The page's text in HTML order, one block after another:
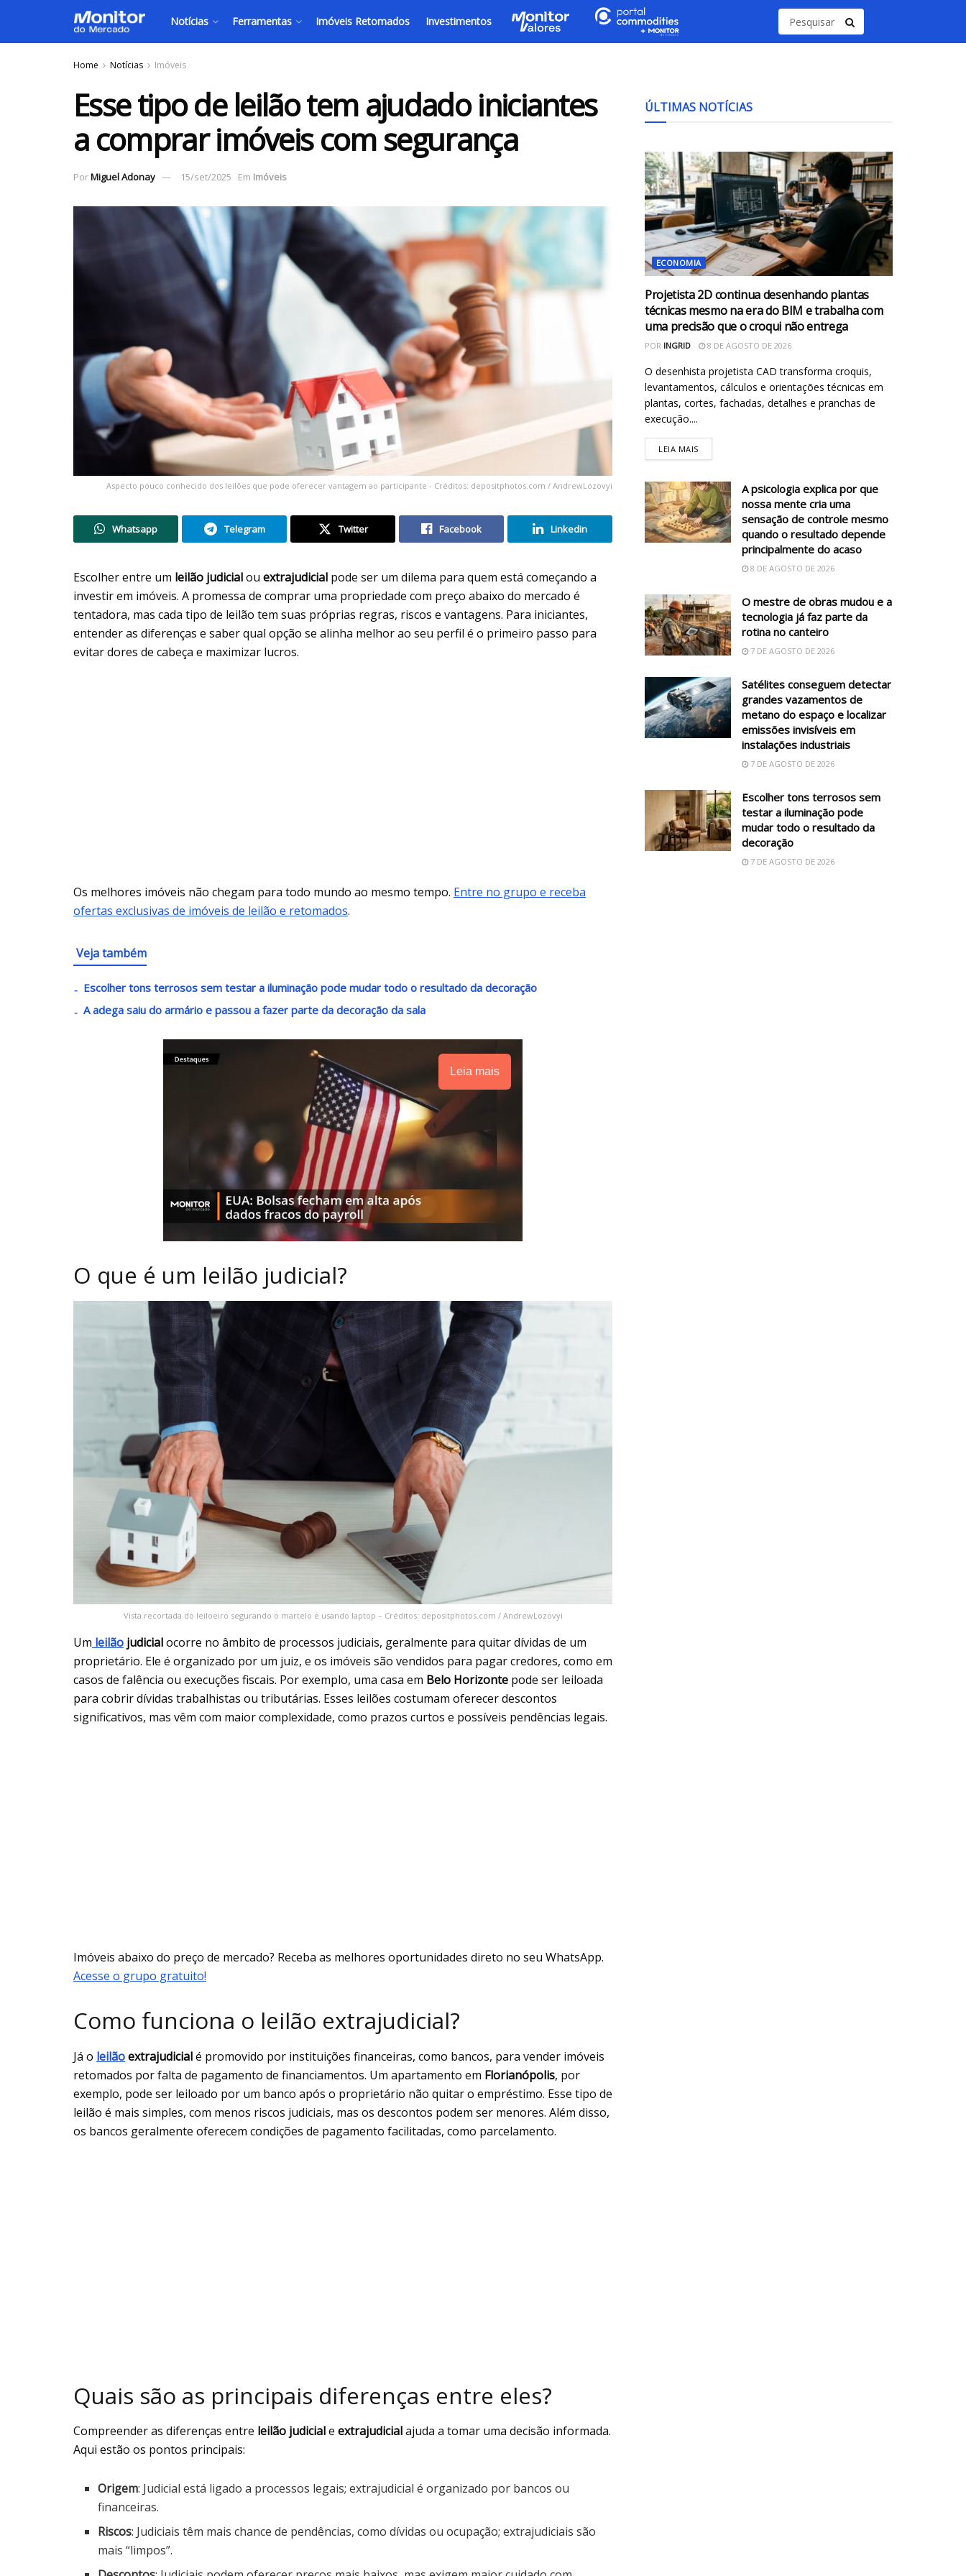
Notícias Ferramentas Imóveis Retomados Investimentos
Home Notícias Imóveis
Esse tipo de leilão tem ajudado iniciantes
a comprar imóveis com segurança
PorMiguel Adonay 15/set/2025 Em Imóveis
Aspecto pouco conhecido dos leilões que pode oferecer vantagem ao participante - Créditos: depositphotos.com / AndrewLozovyi
Whatsapp Telegram Twitter Facebook Linkedin
Escolher entre um leilão judicialou extrajudicial pode ser um dilema para quem está começando a
investir em imóveis. A promessa de comprar uma propriedade com preço abaixo do mercado é
tentadora, mas cada tipo de leilão tem suas próprias regras, riscos e vantagens. Para iniciantes,
entender as diferenças e saber qual opção se alinha melhor ao seu perfil é o primeiro passo para
evitar dores de cabeça e maximizar lucros.
Os melhores imóveis não chegam para todo mundo ao mesmo tempo. Entre no grupo e receba
ofertas exclusivas de imóveis de leilão e retomados.
Veja também
Escolher tons terrosos sem testar a iluminação pode mudar todo o resultado da decoração
A adega saiu do armário e passou a fazer parte da decoração da sala
Leia mais
O que é um leilão judicial?
Vista recortada do leiloeiro segurando o martelo e usando laptop – Créditos: depositphotos.com / AndrewLozovyi
Um leilão judicialocorre no âmbito de processos judiciais, geralmente para quitar dívidas de um
proprietário. Ele é organizado por um juiz, e os imóveis são vendidos para pagar credores, como em
casos de falência ou execuções fiscais. Por exemplo, uma casa em Belo Horizonte pode ser leiloada
para cobrir dívidas trabalhistas ou tributárias. Esses leilões costumam oferecer descontos
significativos, mas vêm com maior complexidade, como prazos curtos e possíveis pendências legais.
Imóveis abaixo do preço de mercado? Receba as melhores oportunidades direto no seu WhatsApp.
Acesse o grupo gratuito!
Como funciona o leilão extrajudicial?
Já o leilãoextrajudicialé promovido por instituições financeiras, como bancos, para vender imóveis
retomados por falta de pagamento de financiamentos. Um apartamento em Florianópolis, por
exemplo, pode ser leiloado por um banco após o proprietário não quitar o empréstimo. Esse tipo de
leilão é mais simples, com menos riscos judiciais, mas os descontos podem ser menores. Além disso,
os bancos geralmente oferecem condições de pagamento facilitadas, como parcelamento.
Quais são as principais diferenças entre eles?
Compreender as diferenças entre leilão judiciale extrajudicialajuda a tomar uma decisão informada.
Aqui estão os pontos principais:
Origem: Judicial está ligado a processos legais; extrajudicial é organizado por bancos ou
financeiras.
Riscos: Judiciais têm mais chance de pendências, como dívidas ou ocupação; extrajudiciais são
mais “limpos”.
ÚLTIMAS NOTÍCIAS
ECONOMIA
Projetista 2D continua desenhando plantas
técnicas mesmo na era do BIM e trabalha com
uma precisão que o croqui não entrega
POR INGRID 8 DE AGOSTO DE 2026
O desenhista projetista CAD transforma croquis,
levantamentos, cálculos e orientações técnicas em
plantas, cortes, fachadas, detalhes e pranchas de
execução....
LEIA MAIS
A psicologia explica por que
nossa mente cria uma
sensação de controle mesmo
quando o resultado depende
principalmente do acaso
8 DE AGOSTO DE 2026
O mestre de obras mudou e a
tecnologia já faz parte da
rotina no canteiro
7 DE AGOSTO DE 2026
Satélites conseguem detectar
grandes vazamentos de
metano do espaço e localizar
emissões invisíveis em
instalações industriais
7 DE AGOSTO DE 2026
Escolher tons terrosos sem
testar a iluminação pode
mudar todo o resultado da
decoração
7 DE AGOSTO DE 2026